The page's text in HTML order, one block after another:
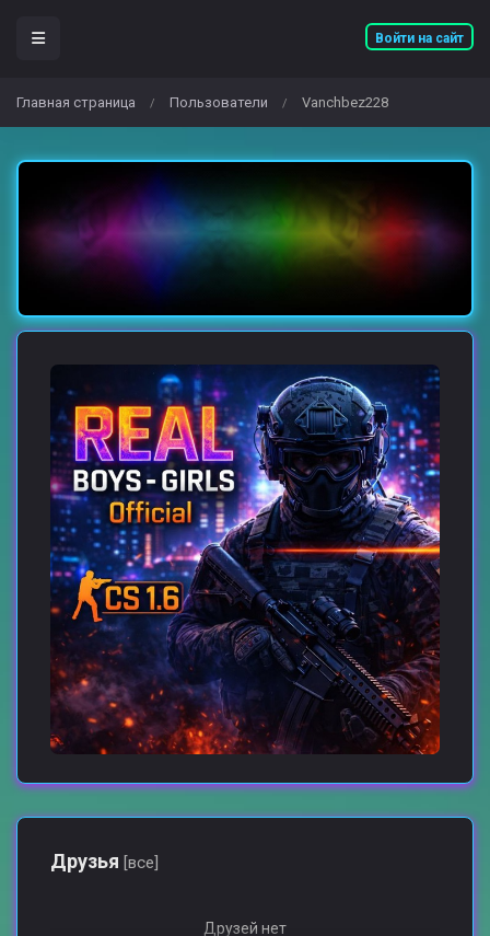
Войти на сайт
Главная страница / Пользователи / Vanchbez228
Друзья [все]
Друзей нет